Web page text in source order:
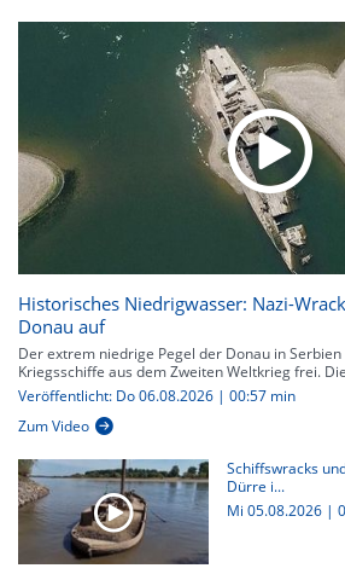
Historisches Niedrigwasser: Nazi-
Donau auf
Der extrem niedrige Pegel der Donau in
Kriegsschiffe aus dem Zweiten Weltkrieg frei.
Veröffentlicht: Do 06.08.2026 | 00:57 min
Zum Video
Schiffswracks
Dürre i...
Mi 05.08.2026 |